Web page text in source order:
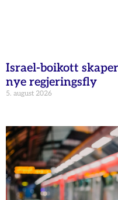
Israel-boikott
nye regjeringsfly
5. august 2026